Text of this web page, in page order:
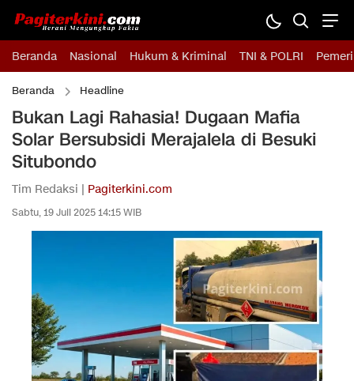
Beranda Nasional Hukum & Kriminal TNI & POLRI
Beranda Headline
Bukan Lagi Rahasia! Dugaan Mafia
Solar Bersubsidi Merajalela di Besuki
Situbondo
Tim Redaksi | Pagiterkini.com
Sabtu, 19 Juli 2025 14:15 WIB